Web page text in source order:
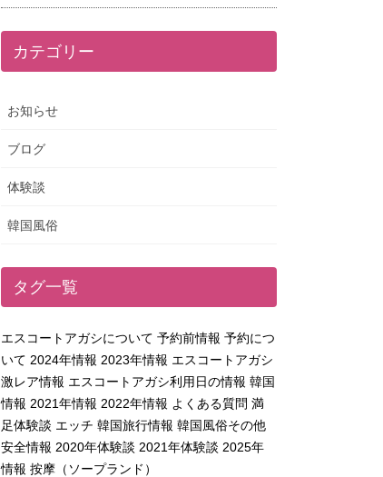
カテゴリー
お知らせ
ブログ
体験談
韓国風俗
タグ一覧
エスコートアガシについて 予約前情報 予約につ
いて 2024年情報 2023年情報 エスコートアガシ
激レア情報 エスコートアガシ利用日の情報 韓国
情報 2021年情報 2022年情報 よくある質問 満
足体験談 エッチ 韓国旅行情報 韓国風俗その他
安全情報 2020年体験談 2021年体験談 2025年
情報 按摩（ソープランド）